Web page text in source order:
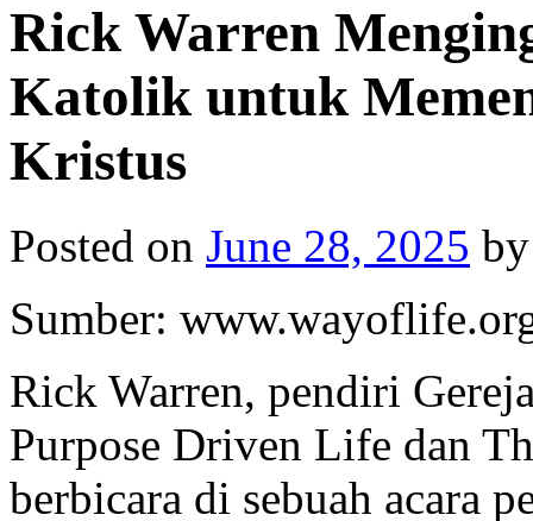
Rick Warren
Katolik untuk
Kristus
Posted on June 28, 2025 by
Sumber:
Rick Warren, pendiri
Purpose Driven Life dan
berbicara di sebuah acara